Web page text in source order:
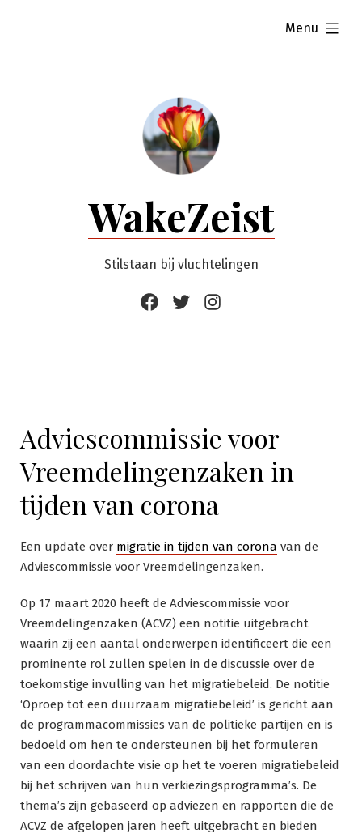
WakeZeist
Stilstaan bij vluchtelingen
Menu
uitgevouwen
FacebookTwitterInstagram
Adviescommissie voor
Vreemdelingenzaken in
tijden van corona
Een update over migratie in tijden van corona van de
Adviescommissie voor Vreemdelingenzaken.
Op 17 maart 2020 heeft de Adviescommissie voor
Vreemdelingenzaken (ACVZ) een notitie uitgebracht
waarin zij een aantal onderwerpen identificeert die een
prominente rol zullen spelen in de discussie over de
toekomstige invulling van het migratiebeleid. De notitie
‘Oproep tot een duurzaam migratiebeleid’ is gericht aan
de programmacommissies van de politieke partijen en is
bedoeld om hen te ondersteunen bij het formuleren
van een doordachte visie op het te voeren migratiebeleid
bij het schrijven van hun verkiezingsprogramma’s. De
thema’s zijn gebaseerd op adviezen en rapporten die de
ACVZ de afgelopen jaren heeft uitgebracht en bieden